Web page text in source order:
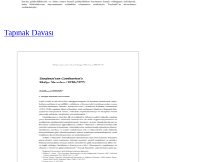
Tapınak Davası